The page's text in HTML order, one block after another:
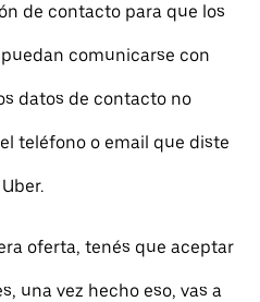
de contacto para que los
comunicarse con
datos de contacto no
teléfono o email que diste
oferta, tenés que aceptar
una vez hecho eso, vas a